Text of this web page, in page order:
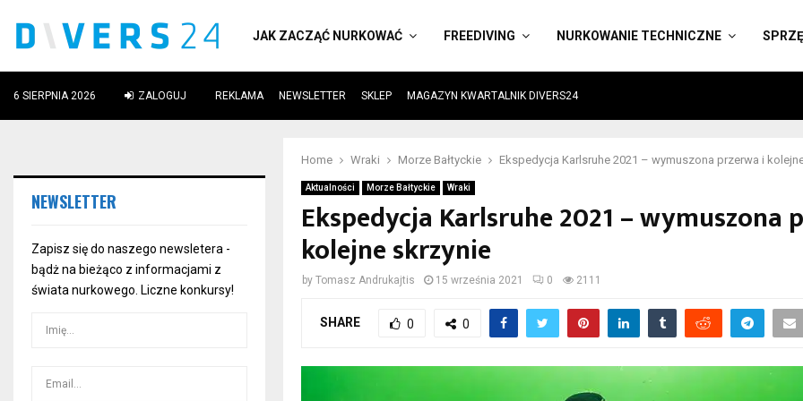
JAK ZACZĄĆ NURKOWAĆ FREEDIVING NURKOWANIE TECHNICZNE
6 SIERPNIA 2026 ZALOGUJ REKLAMA NEWSLETTER SKLEP MAGAZYN KWARTALNIK DIVERS24
Home Wraki Morze Bałtyckie Ekspedycja Karlsruhe 2021 – wymuszona przerwa i
Aktualności Morze Bałtyckie Wraki
Ekspedycja Karlsruhe 2021 – wymuszona
kolejne skrzynie
byTomasz Andrukajtis 15 września 2021 0 2111
SHARE 0 0
NEWSLETTER
Zapisz się do naszego newsletera -
bądż na bieżąco z informacjami z
świata nurkowego. Liczne konkursy!